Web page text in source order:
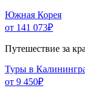
Южная Корея
от 141 073₽
Путешествие за
Туры в
от 9 450₽